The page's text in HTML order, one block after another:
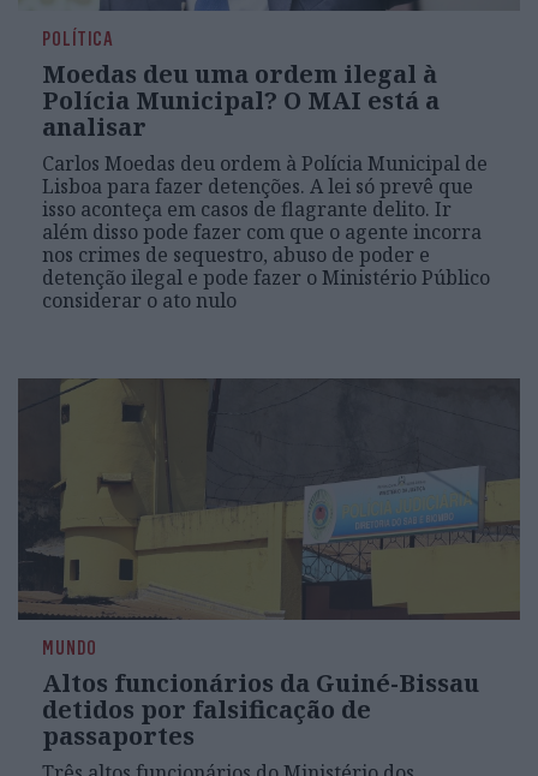
POLÍTICA
Moedas deu uma ordem ilegal à
Polícia Municipal? O MAI está a
analisar
Carlos Moedas deu ordem à Polícia Municipal de
Lisboa para fazer detenções. A lei só prevê que
isso aconteça em casos de flagrante delito. Ir
além disso pode fazer com que o agente incorra
nos crimes de sequestro, abuso de poder e
detenção ilegal e pode fazer o Ministério Público
considerar o ato nulo
MUNDO
Altos funcionários da Guiné-Bissau
detidos por falsificação de
passaportes